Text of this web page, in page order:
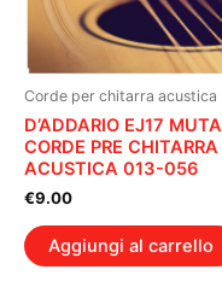
Corde per chitarra acustica
D’ADDARIO EJ17 MUTA
CORDE PRE CHITARRA
ACUSTICA 013-056
€9.00
Aggiungi al carrello